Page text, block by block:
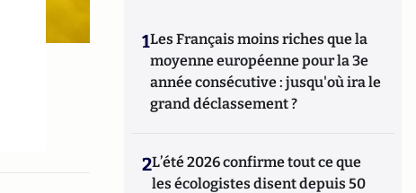
1Les Français moins riches que la
moyenne européenne pour la 3e
année consécutive : jusqu'où ira le
grand déclassement ?
2L’été 2026 confirme tout ce que
les écologistes disent depuis 50